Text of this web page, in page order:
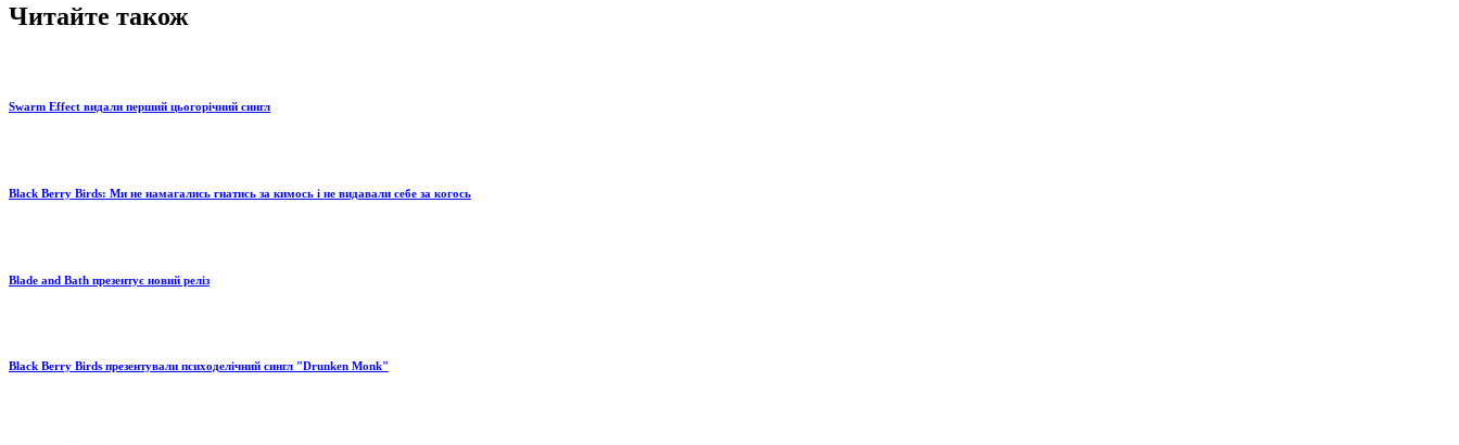
Читайте також
Swarm Effect видали перший цьогорічний сингл
Black Berry Birds: Ми не намагались гнатись за кимось і не видавали себе за когось
Blade and Bath презентує новий реліз
Black Berry Birds презентували психоделічний сингл "Drunken Monk"